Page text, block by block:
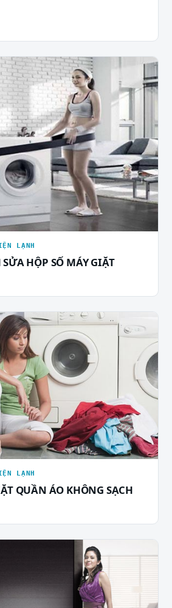
LẠNH
HỘP SỐ MÁY GIẶT
LẠNH
QUẦN ÁO KHÔNG SẠCH